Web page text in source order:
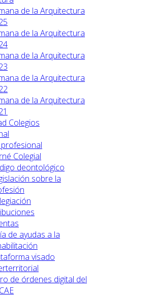
de la Arquitectura
de la Arquitectura
de la Arquitectura
de la Arquitectura
de la Arquitectura
Colegios
Colegial
deontológico
sobre la
de ayudas a la
visado
de órdenes digital del